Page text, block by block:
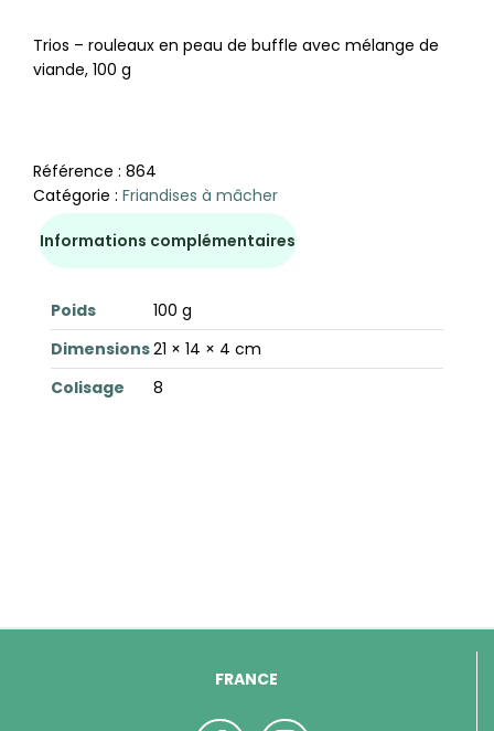
Trios – rouleaux en peau de buffle avec mélange de
viande, 100 g
Référence : 864
Catégorie : Friandises à mâcher
Informations complémentaires
Poids
100 g
Dimensions21 × 14 × 4 cm
Colisage
8
FRANCE